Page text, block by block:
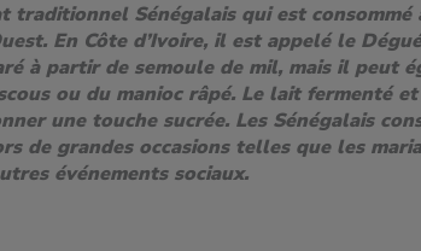
traditionnel Sénégalais qui est consommé
En Côte d’Ivoire, il est appelé le
à partir de semoule de mil, mais il peut
ou du manioc râpé. Le lait fermenté
une touche sucrée. Les Sénégalais
de grandes occasions telles que les
événements sociaux.